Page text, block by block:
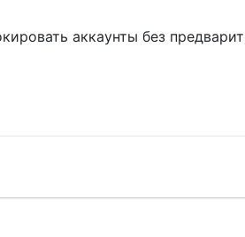
аккаунты без